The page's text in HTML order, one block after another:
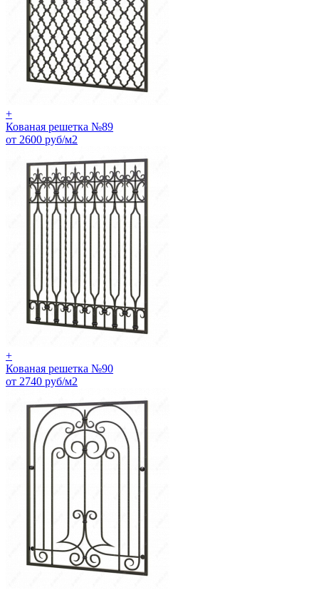
+
Кованая решетка №89
от 2600 руб/м2
+
Кованая решетка №90
от 2740 руб/м2